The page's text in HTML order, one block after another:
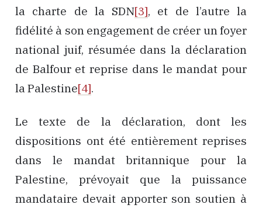
la charte de la SDN[3], et de l’autre la
fidélité à son engagement de créer un foyer
national juif, résumée dans la déclaration
de Balfour et reprise dans le mandat pour
la Palestine[4].
Le texte de la déclaration, dont les
dispositions ont été entièrement reprises
dans le mandat britannique pour la
Palestine, prévoyait que la puissance
mandataire devait apporter son soutien à